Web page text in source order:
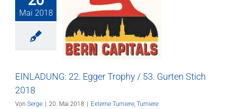
Mai 2018
22.
Trophy / 53.
Stich 2018
EINLADUNG: 22. Egger Trophy / 53. Gurten Stich
2018
Von Serge | 20. Mai 2018 | Externe Turniere Turniere